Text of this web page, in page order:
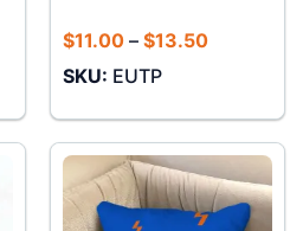
$11.00 – $13.50Khoảng
đến
SKU: EUTP